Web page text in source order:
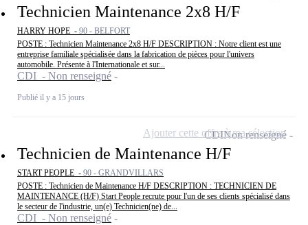
Technicien Maintenance 2x8 H/F
HARRY HOPE - 90 - BELFORT
POSTE : Technicien Maintenance 2x8 H/F DESCRIPTION : Notre client est une
entreprise familiale spécialisée dans la fabrication de pièces pour l'univers
automobile. Présente à l'Internationale et sur...
CDI - Non renseigné
Publié il y a 15 jours
Technicien de Maintenance H/F
START PEOPLE - 90 - GRANDVILLARS
POSTE : Technicien de Maintenance H/F DESCRIPTION : TECHNICIEN DE
MAINTENANCE (H/F) Start People recrute pour l'un de ses clients spécialisé dans
le secteur de l'industrie, un(e) Technicien(ne) de...
CDI - Non renseigné
CDINon renseigné
Ajouter cette offre à ma sélection